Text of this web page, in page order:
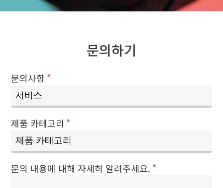
문의하기
문의사항*
제품 카테고리*
문의 내용에 대해 자세히 알려주세요.*